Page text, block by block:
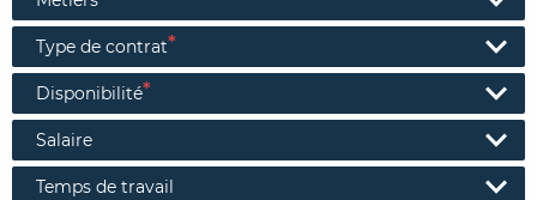
Type de contrat*
Disponibilité*
Salaire
Temps de travail